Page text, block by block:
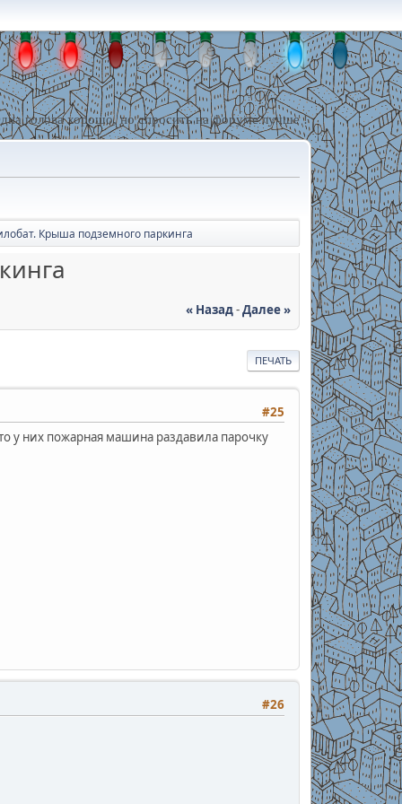
голова хорошо, но спросить на форуме лучше !
Крыша подземного паркинга
« Назад-Далее »
ПЕЧАТЬ
#25
у них пожарная машина раздавила парочку
#26